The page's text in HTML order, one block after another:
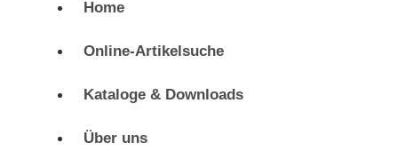
Home
Online-Artikelsuche
Kataloge & Downloads
Über uns